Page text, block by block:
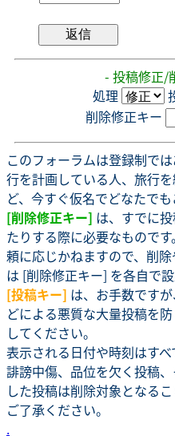
- 投稿修正/
処理
削除修正キー
このフォーラムは登録制で
行を計画している人、旅行
ど、今すぐ仮名でどなたでも
[削除修正キー] は、すでに
たりする際に必要なもので
頼に応じかねますので、削
は [削除修正キー] を各自で
[投稿キー] は、お手数です
どによる悪質な大量投稿を
してください。
表示される日付や時刻はすべ
誹謗中傷、品位を欠く投稿
した投稿は削除対象となる
ご了承ください。
.